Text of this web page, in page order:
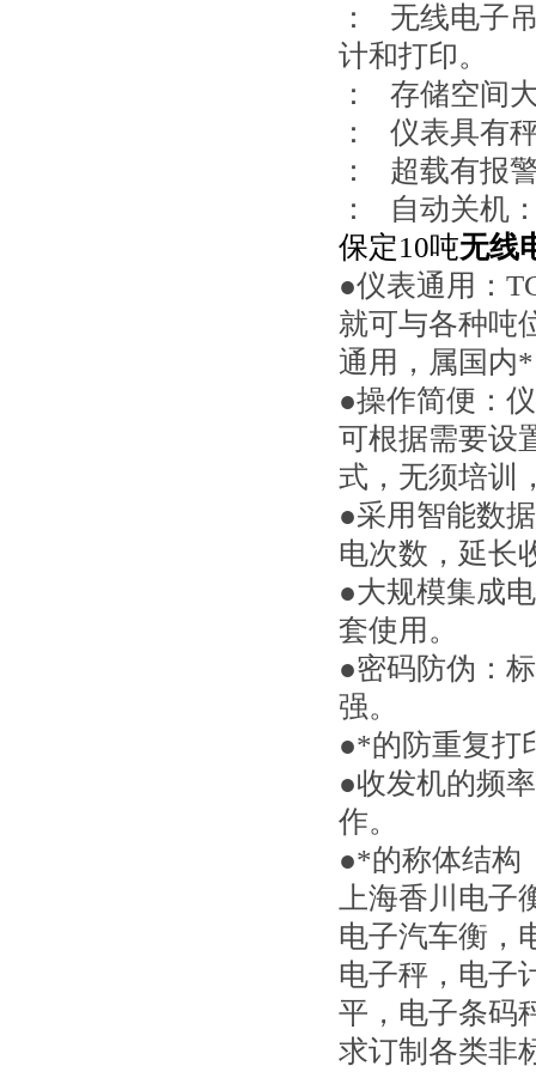
： 无线电子
计和打印。
： 存储空间
： 仪表具有
： 超载有报
： 自动关机
保定10吨无线
●仪表通用：
就可与各种吨
通用，属国内
●操作简便：
可根据需要设
式，无须培训
●采用智能数
电次数，延长
●大规模集成
套使用。
●密码防伪：
强。
●*的防重复打
●收发机的频
作。
●*的称体结构
上海香川电
电子汽车衡，
电子秤，电子
平，电子条码
求订制各类非